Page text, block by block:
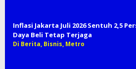
Inflasi Jakarta Juli 2026 Sentuh 2,5
Daya Beli Tetap Terjaga
Di Berita, Bisnis, Metro